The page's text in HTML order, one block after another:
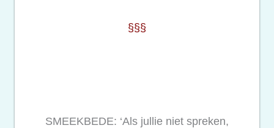
§§§
SMEEKBEDE: ‘Als jullie niet spreken,